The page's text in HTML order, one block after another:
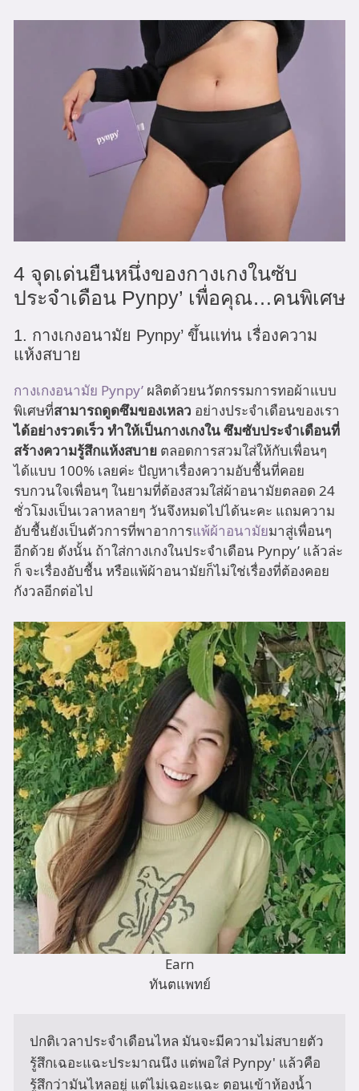
4 จุดเด่นยืนหนึ่งของกางเกงในซับ
ประจำเดือน Pynpy’ เพื่อคุณ…คนพิเศษ
1. กางเกงอนามัย Pynpy’ ขึ้นแท่น เรื่องความ
แห้งสบาย
กางเกงอนามัย Pynpy’ ผลิตด้วยนวัตกรรมการทอผ้าแบบ
พิเศษที่สามารถดูดซึมของเหลว อย่างประจำเดือนของเรา
ได้อย่างรวดเร็ว ทำให้เป็นกางเกงใน ซึมซับประจำเดือนที่
สร้างความรู้สึกแห้งสบาย ตลอดการสวมใส่ให้กับเพื่อนๆ
ได้แบบ 100% เลยค่ะ ปัญหาเรื่องความอับชื้นที่คอย
รบกวนใจเพื่อนๆ ในยามที่ต้องสวมใส่ผ้าอนามัยตลอด 24
ชั่วโมงเป็นเวลาหลายๆ วันจึงหมดไปได้นะคะ แถมความ
อับชื้นยังเป็นตัวการที่พาอาการแพ้ผ้าอนามัยมาสู่เพื่อนๆ
อีกด้วย ดังนั้น ถ้าใส่กางเกงในประจำเดือน Pynpy’ แล้วล่ะ
ก็ จะเรื่องอับชื้น หรือแพ้ผ้าอนามัยก็ไม่ใช่เรื่องที่ต้องคอย
กังวลอีกต่อไป
Earn
ทันตแพทย์
ปกติเวลาประจำเดือนไหล มันจะมีความไม่สบายตัว
รู้สึกเฉอะแฉะประมาณนึง แต่พอใส่ Pynpy' แล้วคือ
รู้สึกว่ามันไหลอยู่ แต่ไม่เฉอะแฉะ ตอนเข้าห้องน้ำ